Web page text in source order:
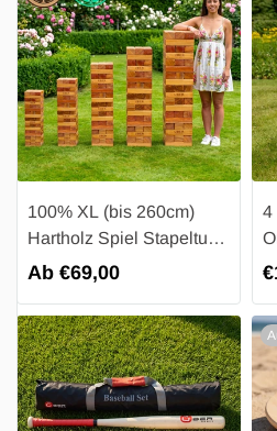
100% XL (bis 260cm)
Hartholz Spiel Stapelturm
– Wackelturm 120 bis 260
Robust
Regulärer
Preis
Ab €69,00
4
-